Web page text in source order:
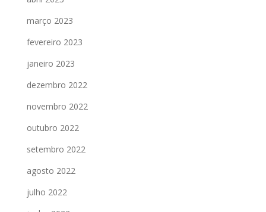
março 2023
fevereiro 2023
janeiro 2023
dezembro 2022
novembro 2022
outubro 2022
setembro 2022
agosto 2022
julho 2022